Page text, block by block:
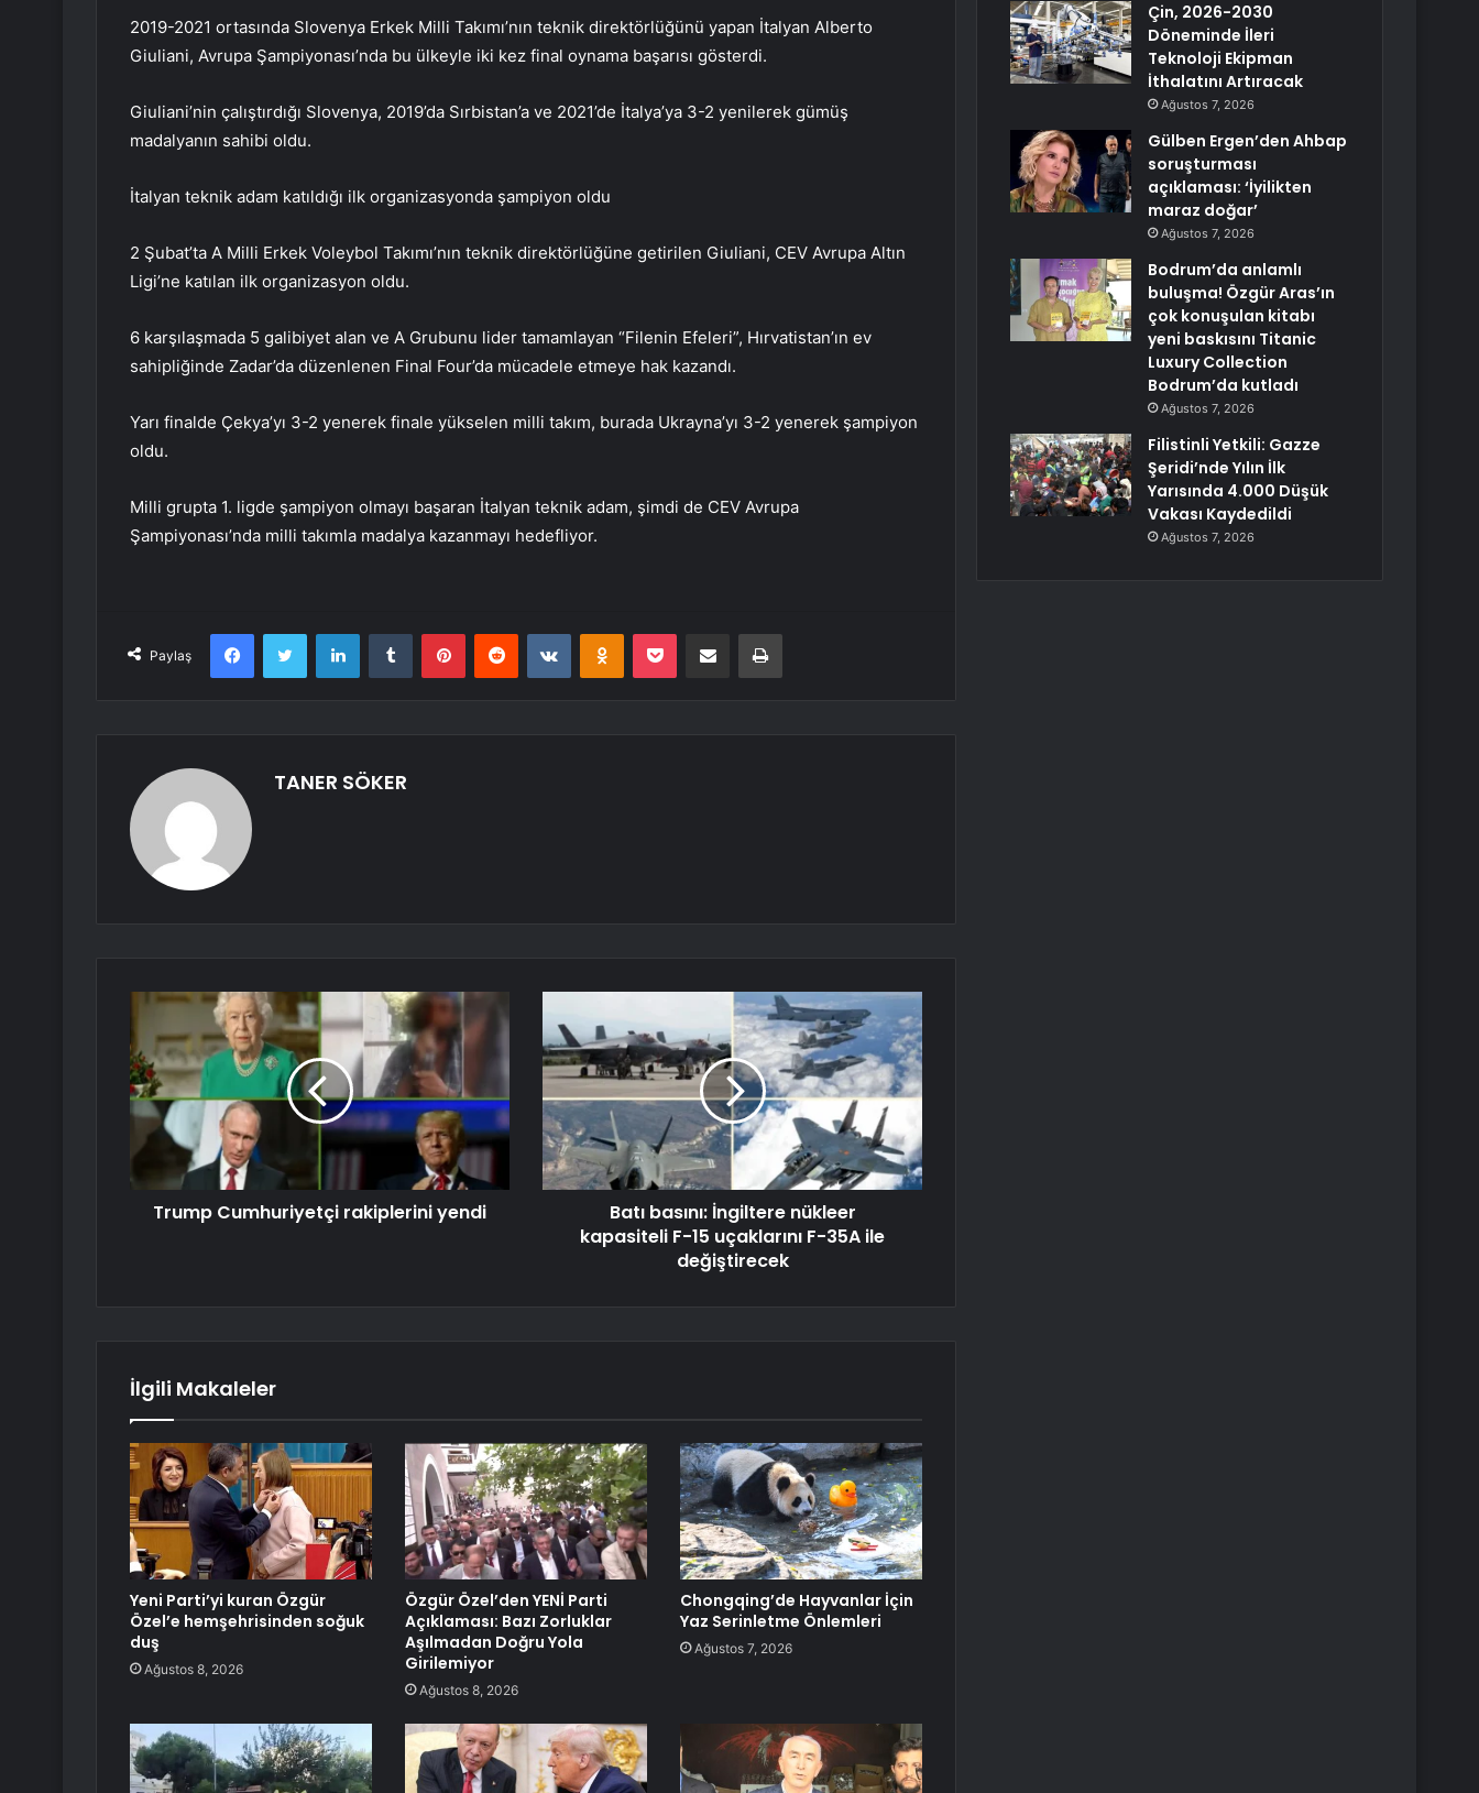
2019-2021 ortasında Slovenya Erkek Milli Takımı’nın teknik direktörlüğünü yapan İtalyan Alberto
Giuliani, Avrupa Şampiyonası’nda bu ülkeyle iki kez final oynama başarısı gösterdi.
Giuliani’nin çalıştırdığı Slovenya, 2019’da Sırbistan’a ve 2021’de İtalya’ya 3-2 yenilerek gümüş
madalyanın sahibi oldu.
İtalyan teknik adam katıldığı ilk organizasyonda şampiyon oldu
2 Şubat’ta A Milli Erkek Voleybol Takımı’nın teknik direktörlüğüne getirilen Giuliani, CEV Avrupa Altın
Ligi’ne katılan ilk organizasyon oldu.
6 karşılaşmada 5 galibiyet alan ve A Grubunu lider tamamlayan “Filenin Efeleri”, Hırvatistan’ın ev
sahipliğinde Zadar’da düzenlenen Final Four’da mücadele etmeye hak kazandı.
Yarı finalde Çekya’yı 3-2 yenerek finale yükselen milli takım, burada Ukrayna’yı 3-2 yenerek şampiyon
oldu.
Milli grupta 1. ligde şampiyon olmayı başaran İtalyan teknik adam, şimdi de CEV Avrupa
Şampiyonası’nda milli takımla madalya kazanmayı hedefliyor.
Paylaş
FacebookTwitter LinkedInTumblr PinterestReddit VKontakteOdnoklassniki
Pocket E-Posta ile paylaş Yazdır
TANER SÖKER
Trump Cumhuriyetçi rakiplerini yendi
Batı basını: İngiltere nükleer
kapasiteli F-15 uçaklarını F-35A ile
değiştirecek
İlgili Makaleler
Yeni Parti’yi kuran Özgür
Özel’e hemşehrisinden soğuk
duş
Ağustos 8, 2026
Özgür Özel’den YENİ Parti
Açıklaması: Bazı Zorluklar
Aşılmadan Doğru Yola
Girilemiyor
Ağustos 8, 2026
Chongqing’de Hayvanlar İçin
Yaz Serinletme Önlemleri
Ağustos 7, 2026
Çin, 2026-2030
Döneminde İleri
Teknoloji Ekipman
İthalatını Artıracak
Ağustos 7, 2026
Gülben Ergen’den Ahbap
soruşturması
açıklaması: ‘İyilikten
maraz doğar’
Ağustos 7, 2026
Bodrum’da anlamlı
buluşma! Özgür Aras’ın
çok konuşulan kitabı
yeni baskısını Titanic
Luxury Collection
Bodrum’da kutladı
Ağustos 7, 2026
Filistinli Yetkili: Gazze
Şeridi’nde Yılın İlk
Yarısında 4.000 Düşük
Vakası Kaydedildi
Ağustos 7, 2026